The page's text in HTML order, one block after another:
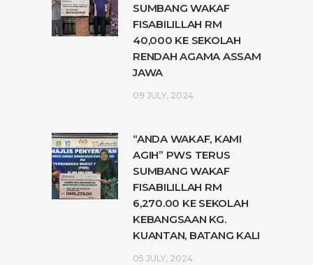
SUMBANG WAKAF
FISABILILLAH RM
40,000 KE SEKOLAH
RENDAH AGAMA ASSAM
JAWA
09 JULY, 2024
“ANDA WAKAF, KAMI
AGIH” PWS TERUS
SUMBANG WAKAF
FISABILILLAH RM
6,270.00 KE SEKOLAH
KEBANGSAAN KG.
KUANTAN, BATANG KALI
05 JULY, 2024